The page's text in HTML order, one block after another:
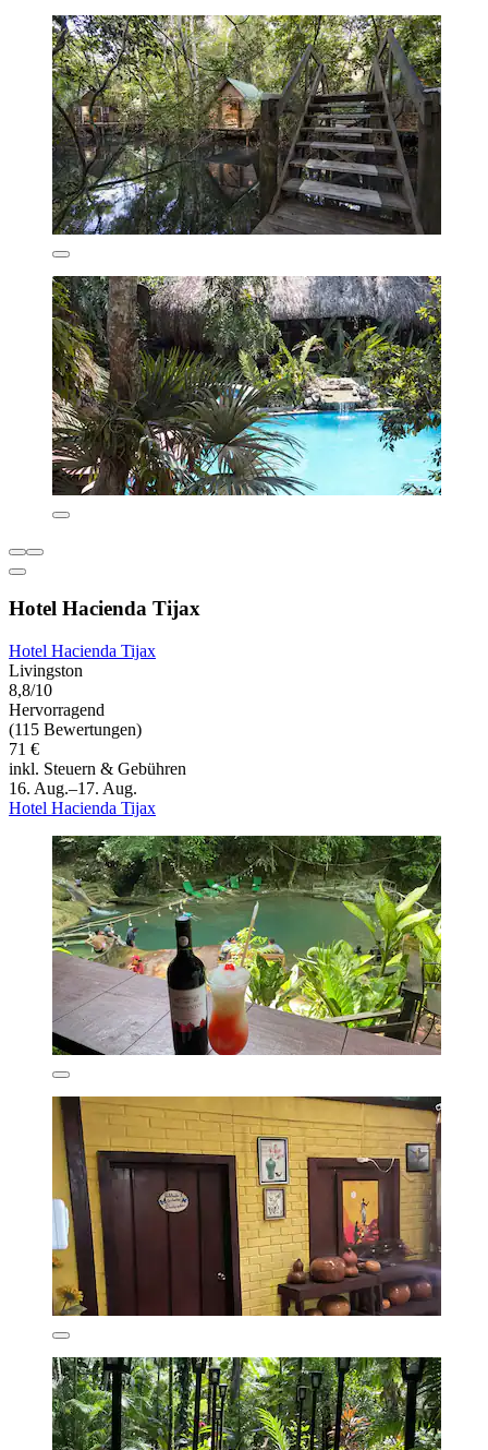
Hotel Hacienda Tijax
Hotel Hacienda Tijax
Livingston
8,8/10
Hervorragend
(115 Bewertungen)
71 €
inkl. Steuern & Gebühren
16. Aug.–17. Aug.
Hotel Hacienda Tijax